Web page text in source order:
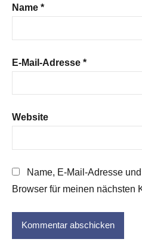
Name *
E-Mail-Adresse *
Website
Name, E-Mail-Adresse
Browser für meinen nächsten